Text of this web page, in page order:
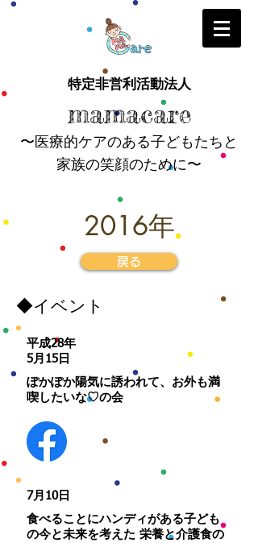
特定非営利活動法人
mamacare
〜医療的ケアのある子どもたちと
家族の笑顔のために〜
2016年
戻る
​◆イベント
平成28年
​5月15日
​ぽかぽか陽気に誘われて、お外も満
喫したいな♡の会
​7月10日
食べることにハンディがある子ども
の今と未来を考えた 栄養と介護食の